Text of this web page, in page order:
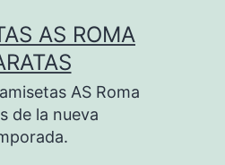
AS ROMA
AS Roma
de la nueva